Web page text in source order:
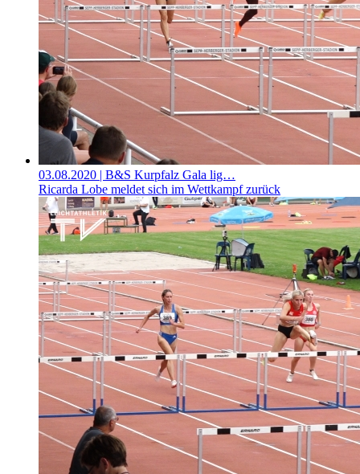
03.08.2020 | B&S Kurpfalz Gala lig…
Ricarda Lobe meldet sich im Wettkampf zurück